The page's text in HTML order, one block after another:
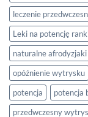
leczenie
Leki na potencję
naturalne afrodyzjaki
opóźnienie wytrysku
potencja
potencja
przedwczesny